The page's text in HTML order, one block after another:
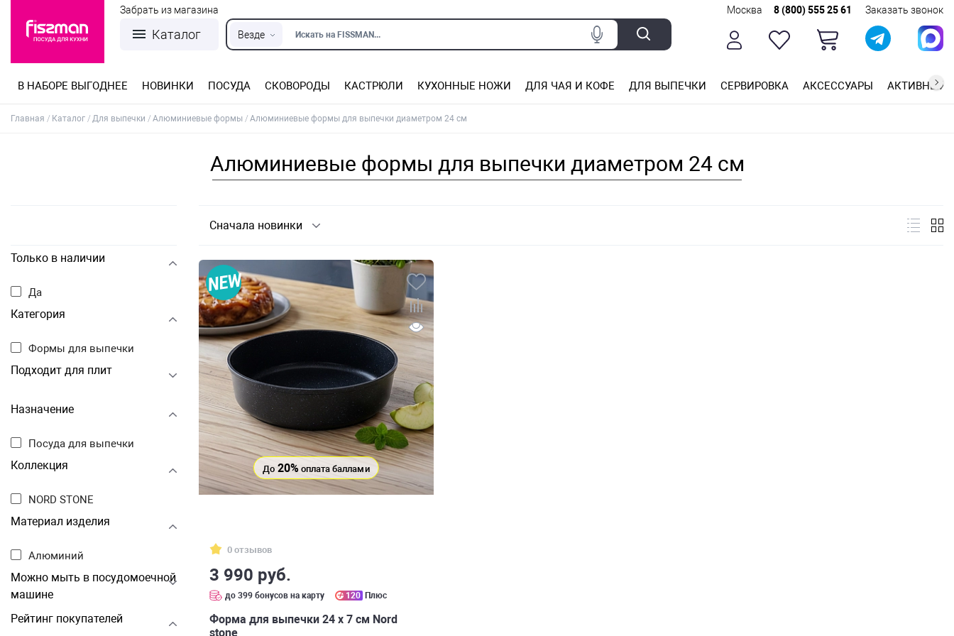
Каталог Везде Искать на FISSMAN...
Забрать из магазина Москва 8 (800) 555 25 61 Заказать звонок
В НАБОРЕ ВЫГОДНЕЕ НОВИНКИ ПОСУДА СКОВОРОДЫ КАСТРЮЛИ КУХОННЫЕ НОЖИ ДЛЯ ЧАЯ И КОФЕ ДЛЯ ВЫПЕЧКИ СЕРВИРОВКА АКСЕССУАРЫ АКТИВНЫЙ
Главная Каталог Для выпечки Алюминиевые формы Алюминиевые формы для выпечки диаметром 24 см
Алюминиевые формы для выпечки диаметром 24 см
Только в наличии
Да
Категория
Формы для выпечки
Подходит для плит
Назначение
Посуда для выпечки
Коллекция
NORD STONE
Материал изделия
Алюминий
Можно мыть в посудомоечной
машине
Рейтинг покупателей
Сначала новинки
До 20% оплата баллами
0 отзывов
3 990 руб.
до 399 бонусов на карту 120 Плюс
Форма для выпечки 24 х 7 см Nord
stone